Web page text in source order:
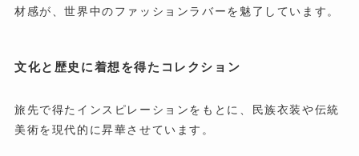
材感が、世界中のファッションラバーを魅了しています。
文化と歴史に着想を得たコレクション
旅先で得たインスピレーションをもとに、民族衣装や伝統
美術を現代的に昇華させています。